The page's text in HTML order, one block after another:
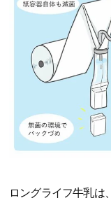
ロングライフ牛乳は